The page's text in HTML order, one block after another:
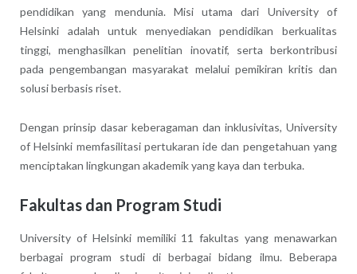
pendidikan yang mendunia. Misi utama dari University of
Helsinki adalah untuk menyediakan pendidikan berkualitas
tinggi, menghasilkan penelitian inovatif, serta berkontribusi
pada pengembangan masyarakat melalui pemikiran kritis dan
solusi berbasis riset.
Dengan prinsip dasar keberagaman dan inklusivitas, University
of Helsinki memfasilitasi pertukaran ide dan pengetahuan yang
menciptakan lingkungan akademik yang kaya dan terbuka.
Fakultas dan Program Studi
University of Helsinki memiliki 11 fakultas yang menawarkan
berbagai program studi di berbagai bidang ilmu. Beberapa